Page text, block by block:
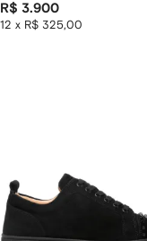
R$ 3.900
12 x R$ 325,00